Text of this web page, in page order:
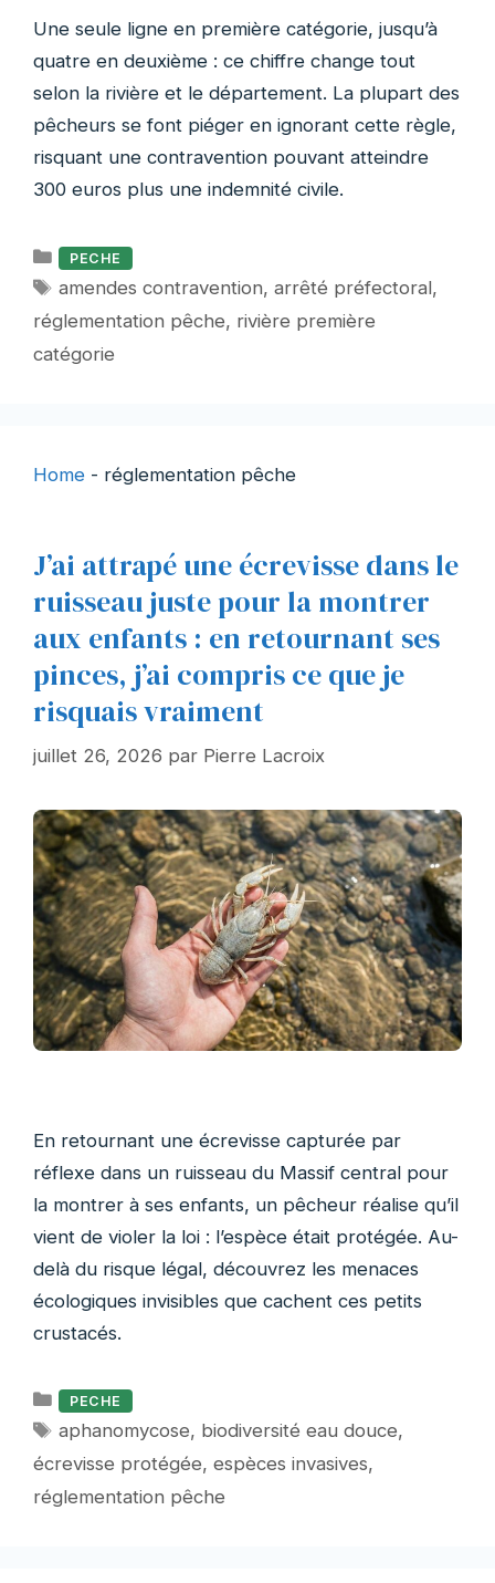
Une seule ligne en première catégorie, jusqu’à
quatre en deuxième : ce chiffre change tout
selon la rivière et le département. La plupart des
pêcheurs se font piéger en ignorant cette règle,
risquant une contravention pouvant atteindre
300 euros plus une indemnité civile.
Catégories
PECHE
Étiquettes
amendes contravention,arrêté préfectoral,
réglementation pêche, rivière première
catégorie
Home - réglementation pêche
J’ai attrapé une écrevisse dans le
ruisseau juste pour la montrer
aux enfants : en retournant ses
pinces, j’ai compris ce que je
risquais vraiment
juillet 26, 2026 par Pierre Lacroix
En retournant une écrevisse capturée par
réflexe dans un ruisseau du Massif central pour
la montrer à ses enfants, un pêcheur réalise qu’il
vient de violer la loi : l’espèce était protégée. Au-
delà du risque légal, découvrez les menaces
écologiques invisibles que cachent ces petits
crustacés.
Catégories
PECHE
Étiquettes
aphanomycose, biodiversité eau douce,
écrevisse protégée, espèces invasives,
réglementation pêche